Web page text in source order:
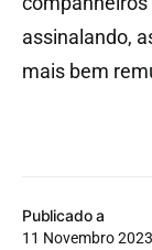
Publicado a
11 Novembro 2023
assinalando,
mais bem